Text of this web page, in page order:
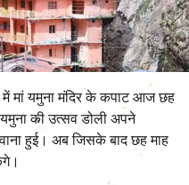
में मां यमुना मंदिर के कपाट आज छह
की उत्सव डोली अपने
हुई। अब जिसके बाद छह माह